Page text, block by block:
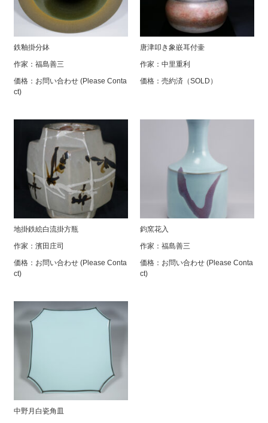
鉄釉掛分鉢
作家：福島善三
価格： お問い合わせ (Please Conta
ct)
唐津叩き象嵌耳付壷
作家： 中里重利
価格： 売約済（SOLD）
地掛鉄絵白流掛方瓶
作家：濱田庄司
価格： お問い合わせ (Please Conta
ct)
鈞窯花入
作家： 福島善三
価格： お問い合わせ (Please Conta
ct)
中野月白瓷角皿